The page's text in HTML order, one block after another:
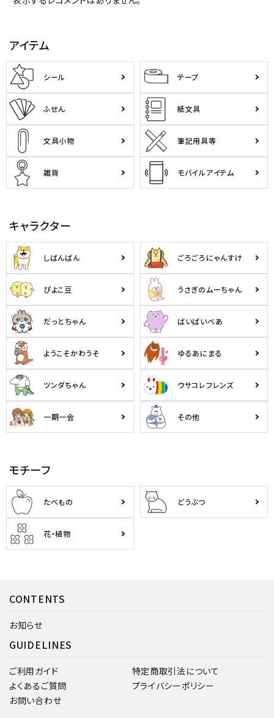
アイテム
シール テープ
ふせん 紙文具
文具小物 筆記用具等
雑貨 モバイルアイテム
キャラクター
しばんばん ごろごろにゃんすけ
ぴよこ豆 うさぎのムーちゃん
だっとちゃん ばいばいべあ
ようこそかわうそ ゆるあにまる
ツンダちゃん ウサコレフレンズ
一期一会 その他
モチーフ
たべもの どうぶつ
花・植物
CONTENTS
お知らせ
GUIDELINES
ご利用ガイド
よくあるご質問
お問い合わせ
特定商取引法について
プライバシーポリシー